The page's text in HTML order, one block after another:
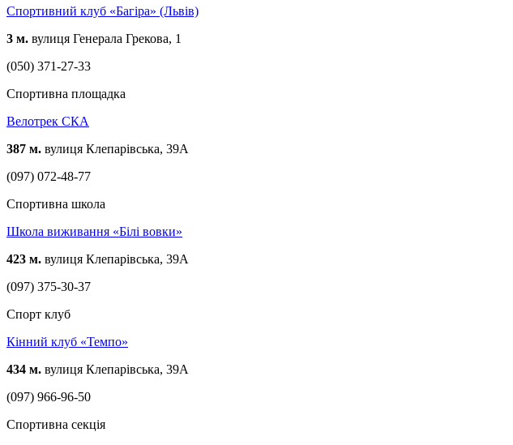
Спортивний клуб «Багіра» (Львів)
3 м. вулиця Генерала Грекова, 1
(050) 371-27-33
Спортивна площадка
Велотрек СКА
387 м. вулиця Клепарівська, 39А
(097) 072-48-77
Спортивна школа
Школа виживання «Білі вовки»
423 м. вулиця Клепарівська, 39А
(097) 375-30-37
Спорт клуб
Кінний клуб «Темпо»
434 м. вулиця Клепарівська, 39А
(097) 966-96-50
Спортивна секція